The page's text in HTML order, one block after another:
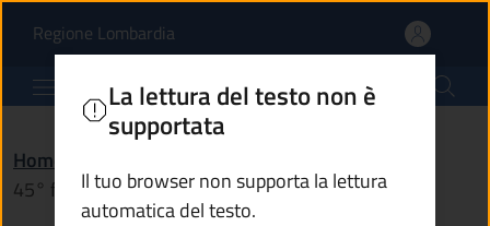
45° festa di Maria SS
Regione Lombardia(apre in un'altra scheda).
Comune di Breno
Home
45° festa di Maria SS Ausiliatrice
La lettura del testo non è
supportata
Il tuo browser non supporta la lettura
automatica del testo.